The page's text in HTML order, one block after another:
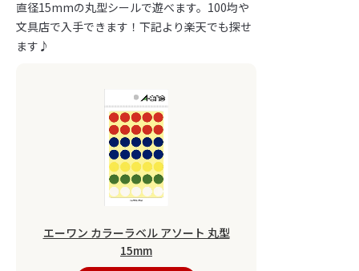
直径15mmの丸型シールで遊べます。100均や
文具店で入手できます！下記より楽天でも探せ
ます♪
エーワン カラーラベル アソート 丸型
15mm